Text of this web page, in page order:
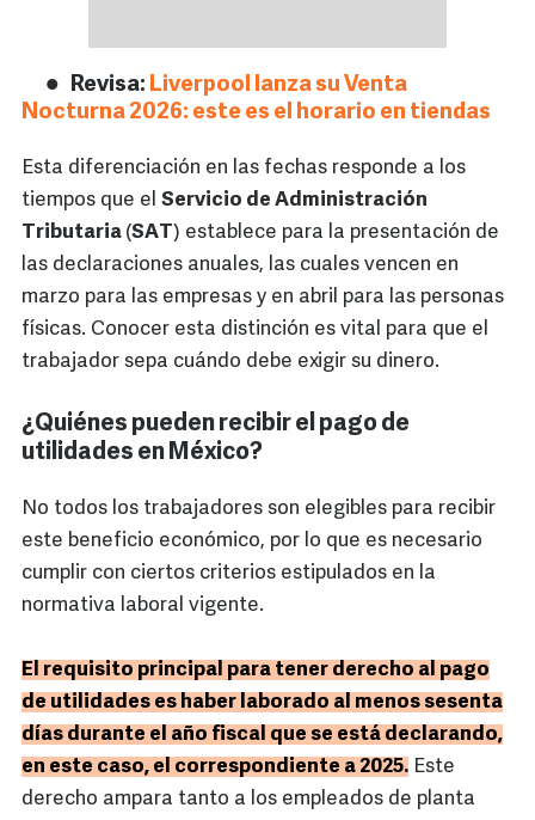
Revisa: Liverpool lanza su Venta
Nocturna 2026: este es el horario en tiendas
Esta diferenciación en las fechas responde a los
tiempos que el Servicio de Administración
Tributaria (SAT) establece para la presentación de
las declaraciones anuales, las cuales vencen en
marzo para las empresas y en abril para las personas
físicas. Conocer esta distinción es vital para que el
trabajador sepa cuándo debe exigir su dinero.
¿Quiénes pueden recibir el pago de
utilidades en México?
No todos los trabajadores son elegibles para recibir
este beneficio económico, por lo que es necesario
cumplir con ciertos criterios estipulados en la
normativa laboral vigente.
El requisito principal para tener derecho al pago
de utilidades es haber laborado al menos sesenta
días durante el año fiscal que se está declarando,
en este caso, el correspondiente a 2025. Este
derecho ampara tanto a los empleados de planta